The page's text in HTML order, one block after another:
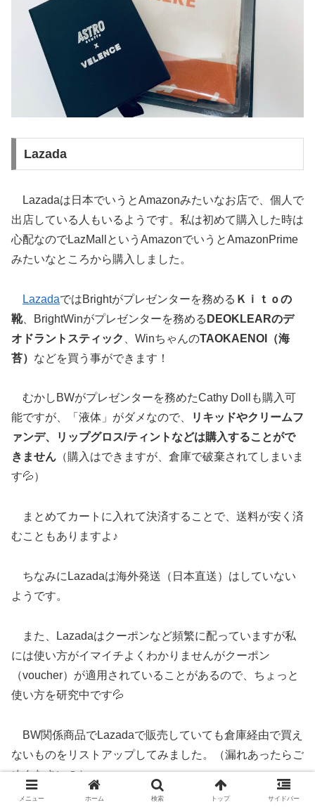
Lazada
Lazadaは日本でいうとAmazonみたいなお店で、個人で
出店している人もいるようです。私は初めて購入した時は
心配なのでLazMallというAmazonでいうとAmazonPrime
みたいなところから購入しました。
LazadaではBrightがプレゼンターを務める Ｋｉｔｏの
靴、BrightWinがプレゼンターを務める DEOKLEARのデ
オドラントスティック
、WinちゃんのTAOKAENOI（海
苔） などを買う事ができます！
むかしBWがプレゼンターを務めたCathy Dollも購入可
能ですが、「液体」がダメなので、
リキッドやクリームフ
ァンデ、リップグロス/ティントなどは購入することがで
きません （購入はできますが、倉庫で破棄されてしまいま
す💦）
まとめてカートに入れて決済することで、送料が安く済
むこともありますよ♪
ちなみにLazadaは海外発送（日本直送）はしていない
ようです。
また、Lazadaはクーポンなど頻繁に配っていますが私
には使い方がイマイチよくわかりませんがクーポン
（voucher）が適用されていることがあるので、ちょっと
使い方を研究中です💦
BW関係商品でLazadaで販売していても倉庫経由で買え
ないものをリストアップしてみました。（漏れあったらご
めんなさい🙏）
メニュー ホーム 検索 トップ サイドバー